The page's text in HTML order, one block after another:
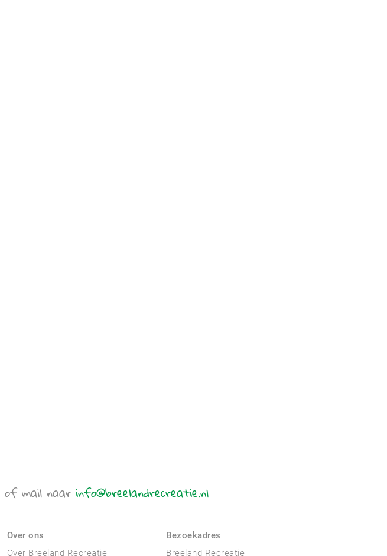
of mail naar info@breelandrecreatie.nl
Over ons
Over Breeland Recreatie
Bezoekadres
Breeland Recreatie